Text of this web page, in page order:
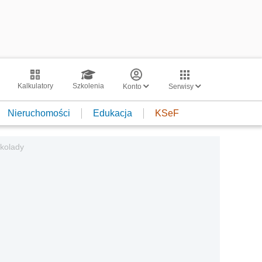
Kalkulatory Szkolenia Konto Serwisy
Nieruchomości Edukacja KSeF